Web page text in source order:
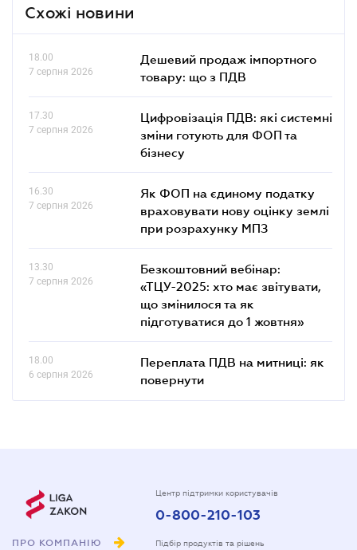
Схожі новини
18.00
7 серпня 2026
Дешевий продаж імпортного
товару: що з ПДВ
17.30
7 серпня 2026
Цифровізація ПДВ: які системні
зміни готують для ФОП та
бізнесу
16.30
7 серпня 2026
Як ФОП на єдиному податку
враховувати нову оцінку землі
при розрахунку МПЗ
13.30
7 серпня 2026
Безкоштовний вебінар:
«ТЦУ-2025: хто має звітувати,
що змінилося та як
підготуватися до 1 жовтня»
18.00
6 серпня 2026
Переплата ПДВ на митниці: як
повернути
ПРО КОМПАНІЮ
Центр підтримки користувачів
0-800-210-103
Підбір продуктів та рішень